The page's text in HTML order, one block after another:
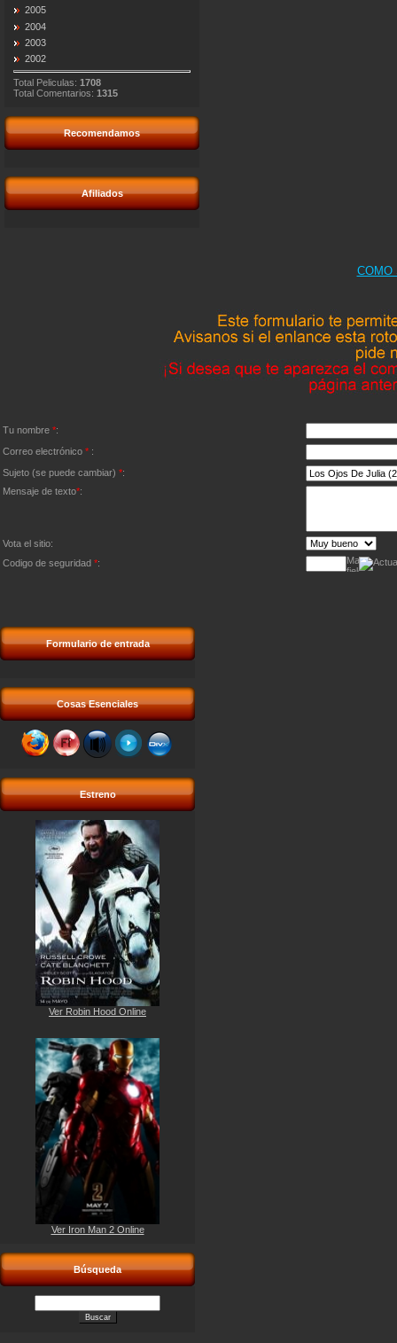
2005
2004
2003
2002
Total Peliculas: 1708
Total Comentarios: 1315
Recomendamos
Afiliados
COMO
Tu nombre *:
Correo electrónico * :
Sujeto (se puede cambiar) *:
Mensaje de texto*:
Vota el sitio:
Codigo de seguridad *:
Formulario de entrada
Cosas Esenciales
Estreno
Ver Robin Hood Online
Ver Iron Man 2 Online
Búsqueda